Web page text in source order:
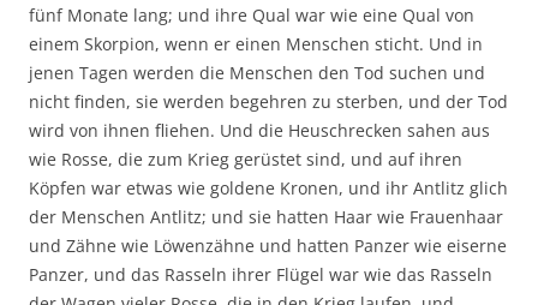
fünf Monate lang; und ihre Qual war wie eine Qual von
einem Skorpion, wenn er einen Menschen sticht. Und in
jenen Tagen werden die Menschen den Tod suchen und
nicht finden, sie werden begehren zu sterben, und der Tod
wird von ihnen fliehen. Und die Heuschrecken sahen aus
wie Rosse, die zum Krieg gerüstet sind, und auf ihren
Köpfen war etwas wie goldene Kronen, und ihr Antlitz glich
der Menschen Antlitz; und sie hatten Haar wie Frauenhaar
und Zähne wie Löwenzähne und hatten Panzer wie eiserne
Panzer, und das Rasseln ihrer Flügel war wie das Rasseln